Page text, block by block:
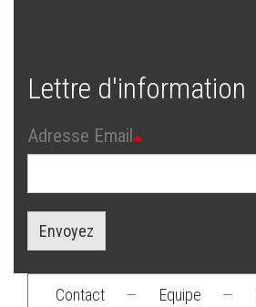
Lettre d'information
Adresse Email
Envoyez
Contact — Equipe —